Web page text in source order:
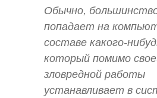
Обычно,
попадает на
составе какого-
который помимо
зловредной работы
устанавливает в